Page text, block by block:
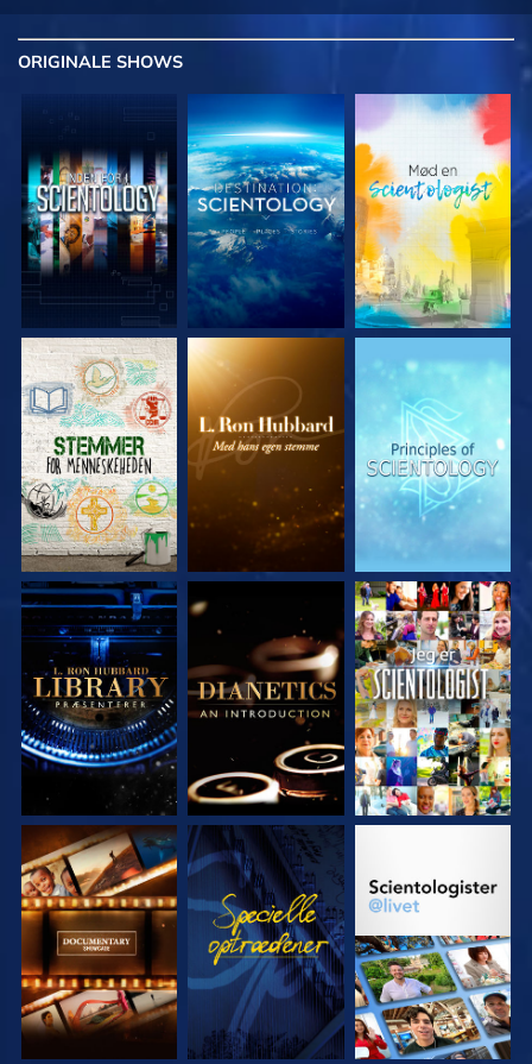
ORIGINALE SHOWS
UDFORSK SERIEN UDFORSK SERIEN UDFORSK SERIEN
UDFORSK SERIEN UDFORSK SERIEN SE
UDFORSK SERIEN SE UDFORSK SERIEN